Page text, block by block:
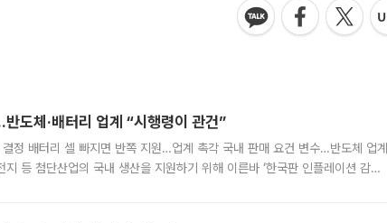
도체·배터리 업계 “시행령이 관건”
정 배터리 셀 빠지면 반쪽 지원…업계 촉각 국내 판매 요건 변수…반도체 업계
등 첨단산업의 국내 생산을 지원하기 위해 이른바 ‘한국판 인플레이션 감축